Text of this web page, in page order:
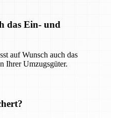
das Ein- und
auf Wunsch auch das
Ihrer Umzugsgüter.